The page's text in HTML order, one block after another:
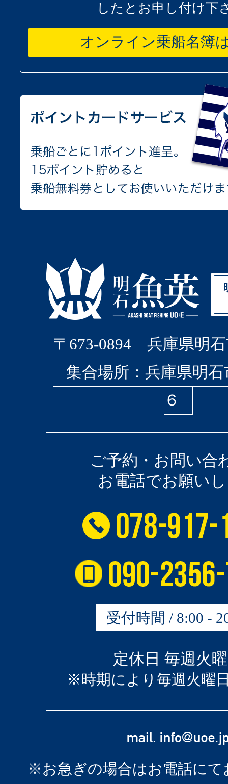
したとお申し付け下
オンライン乗船名簿
〒673-0894 兵庫県明石
集合場所：兵庫県明
６
ご予約・お問い合
お電話でお願い
受付時間 / 8:00 -
定休日 毎週火
※時期により毎週火曜
※お急ぎの場合はお電話にて